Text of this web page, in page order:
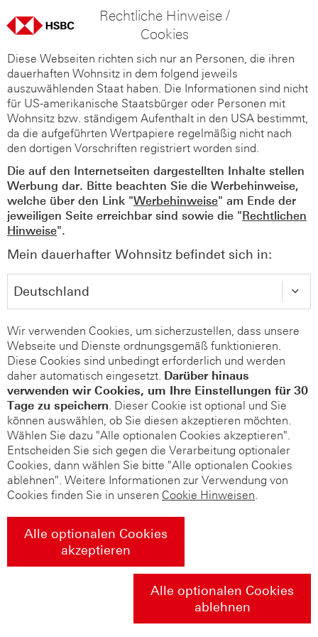
Rechtliche Hinweise /
Cookies
Diese Webseiten richten sich nur an Personen, die ihren
dauerhaften Wohnsitz in dem folgend jeweils
auszuwählenden Staat haben. Die Informationen sind nicht
für US-amerikanische Staatsbürger oder Personen mit
Wohnsitz bzw. ständigem Aufenthalt in den USA bestimmt,
da die aufgeführten Wertpapiere regelmäßig nicht nach
den dortigen Vorschriften registriert worden sind.
Die auf den Internetseiten dargestellten Inhalte stellen
Werbung dar. Bitte beachten Sie die Werbehinweise,
welche über den Link "Werbehinweise" am Ende der
jeweiligen Seite erreichbar sind sowie die "Rechtlichen
Hinweise".
Mein dauerhafter Wohnsitz befindet sich in:
Wir verwenden Cookies, um sicherzustellen, dass unsere
Webseite und Dienste ordnungsgemäß funktionieren.
Diese Cookies sind unbedingt erforderlich und werden
daher automatisch eingesetzt. Darüber hinaus
verwenden wir Cookies, um Ihre Einstellungen für 30
Tage zu speichern. Dieser Cookie ist optional und Sie
können auswählen, ob Sie diesen akzeptieren möchten.
Wählen Sie dazu "Alle optionalen Cookies akzeptieren".
Entscheiden Sie sich gegen die Verarbeitung optionaler
Cookies, dann wählen Sie bitte "Alle optionalen Cookies
ablehnen". Weitere Informationen zur Verwendung von
Cookies finden Sie in unseren Cookie Hinweisen.
Alle optionalen Cookies
akzeptieren
Alle optionalen Cookies
ablehnen